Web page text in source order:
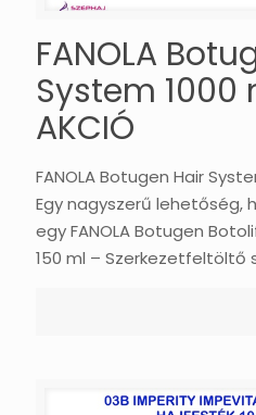
FANOLA
System 1000
AKCIÓ
FANOLA Botugen Hair
Egy nagyszerű lehetőség,
egy FANOLA Botugen
150 ml – Szerkezetfeltöltő